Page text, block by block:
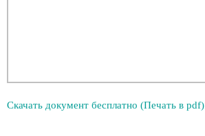
Скачать документ бесплатно (Печать в pdf)